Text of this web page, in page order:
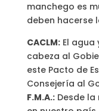
manchego es
deben hacerse
CACLM:El agua
cabeza al
este Pacto de
Consejería al
F.M.A.:Desde la